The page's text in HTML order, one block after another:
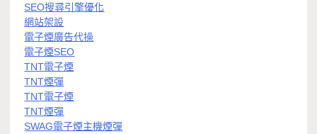
SEO搜尋引擎優化
網站架設
電子煙廣告代操
電子煙SEO
TNT電子煙
TNT煙彈
TNT電子煙
TNT煙彈
SWAG電子煙主機煙彈